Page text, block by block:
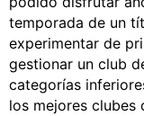
temporada de un
experimentar de
gestionar un club
categorías
los mejores clubes